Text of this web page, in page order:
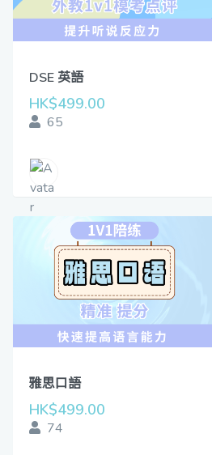
DSE 英語
HK$499.00
65
雅思口語
HK$499.00
74